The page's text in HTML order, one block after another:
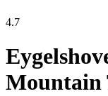
4.7
Mountain